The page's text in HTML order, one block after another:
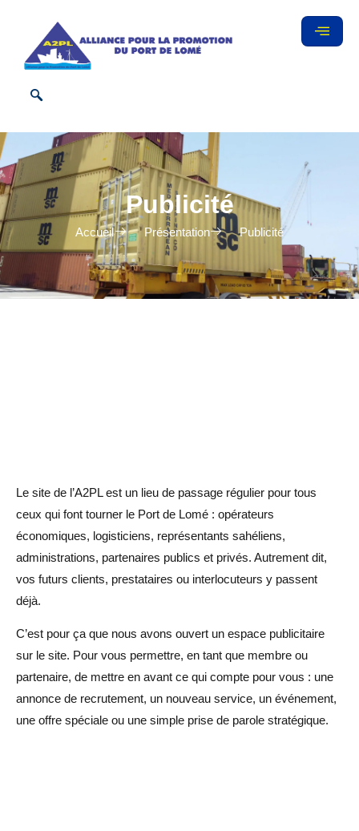
Publicité
Accueil Présentation Publicité
Le site de l’A2PL est un lieu de passage régulier pour tous
ceux qui font tourner le Port de Lomé : opérateurs
économiques, logisticiens, représentants sahéliens,
administrations, partenaires publics et privés. Autrement dit,
vos futurs clients, prestataires ou interlocuteurs y passent
déjà.
C’est pour ça que nous avons ouvert un espace publicitaire
sur le site. Pour vous permettre, en tant que membre ou
partenaire, de mettre en avant ce qui compte pour vous : une
annonce de recrutement, un nouveau service, un événement,
une offre spéciale ou une simple prise de parole stratégique.